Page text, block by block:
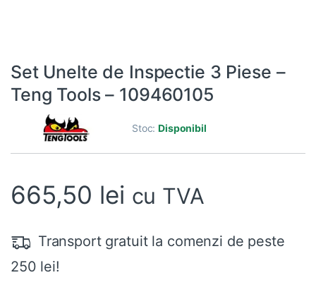
Set Unelte de Inspectie 3 Piese –
Teng Tools – 109460105
Stoc:Disponibil
665,50 lei cu TVA
Transport gratuit la comenzi de peste
250 lei!